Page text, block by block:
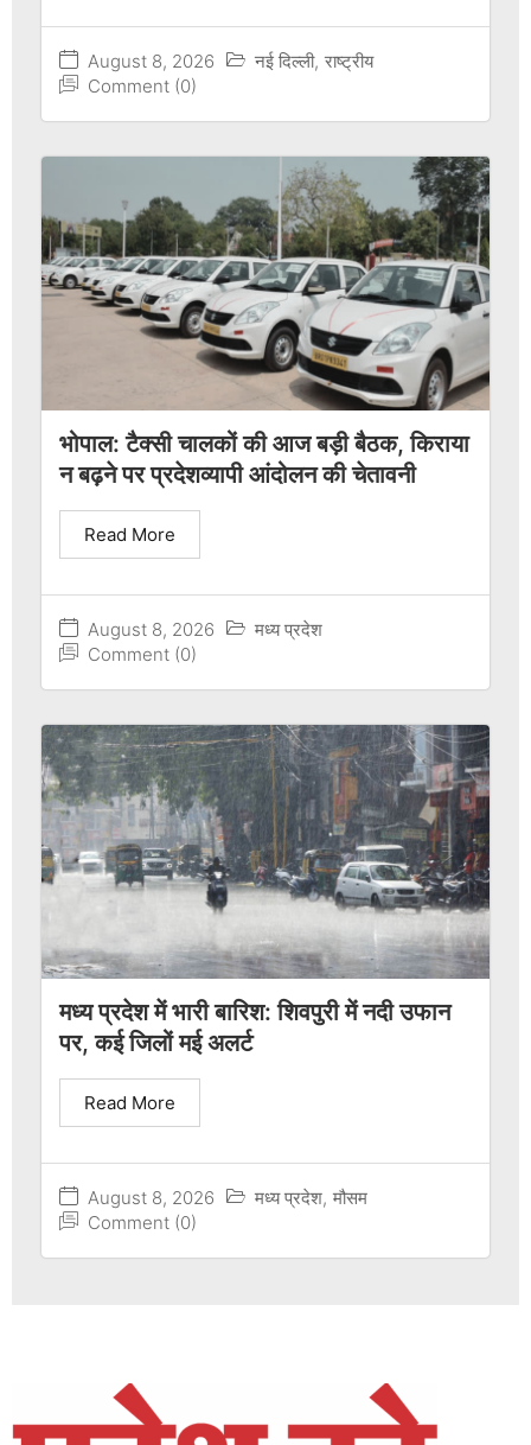
August 8, 2026 नई दिल्ली, राष्ट्रीय
Comment (0)
भोपाल: टैक्सी चालकों की आज बड़ी बैठक, किराया
न बढ़ने पर प्रदेशव्यापी आंदोलन की चेतावनी
August 8, 2026
मध्य प्रदेश
Comment (0)
Read More
मध्य प्रदेश में भारी बारिश: शिवपुरी में नदी उफान
पर, कई जिलों मई अलर्ट
August 8, 2026 मध्य प्रदेश, मौसम
Comment (0)
Read More